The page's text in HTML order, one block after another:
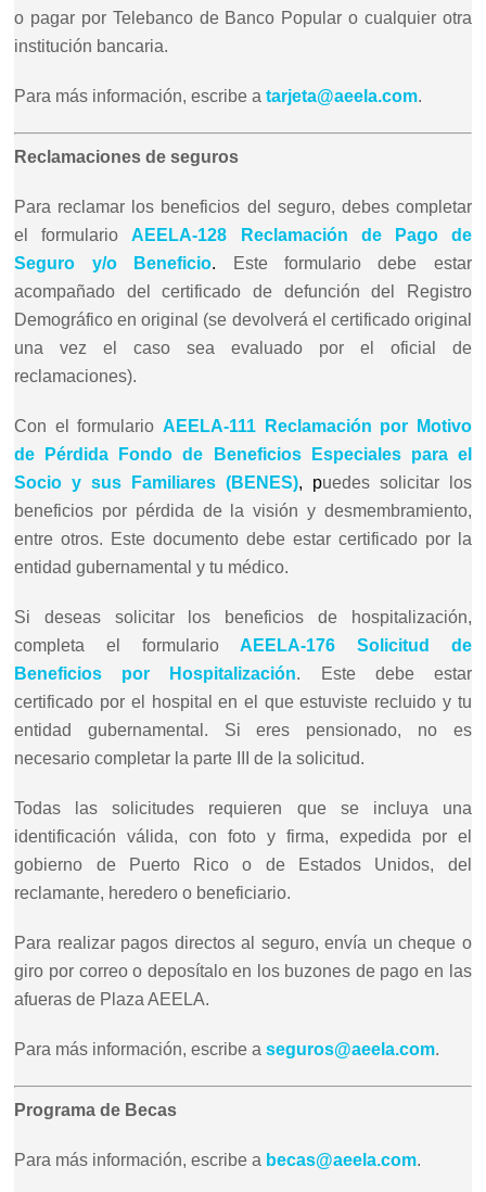
o pagar por Telebanco de Banco Popular o cualquier otra
institución bancaria.
Para más información, escribe atarjeta@aeela.com.
Reclamaciones de seguros
Para reclamar los beneficios del seguro, debes completar
el formularioAEELA-128 Reclamación de Pago de
Seguro y/o Beneficio.
Este formulario debe estar
acompañado del certificado de defunción del Registro
Demográfico en original (se devolverá el certificado original
una vez el caso sea evaluado por el oficial de
reclamaciones).
Con el formulario AEELA-111 Reclamación por Motivo
de Pérdida Fondo de Beneficios Especiales para el
Socio y sus Familiares (BENES), puedes solicitar los
beneficios por pérdida de la visión y desmembramiento,
entre otros. Este documento debe estar certificado por la
entidad gubernamental y tu médico.
Si deseas solicitar los beneficios de hospitalización,
completa el formularioAEELA-176 Solicitud de
Beneficios por Hospitalización. Este debe estar
certificado por el hospital en el que estuviste recluido y tu
entidad gubernamental. Si eres pensionado, no es
necesario completar la parte III de la solicitud.
Todas las solicitudes requieren que se incluya una
identificación válida, con foto y firma, expedida por el
gobierno de Puerto Rico o de Estados Unidos, del
reclamante, heredero o beneficiario.
Para realizar pagos directos al seguro, envía un cheque o
giro por correo o deposítalo en los buzones de pago en las
afueras de Plaza AEELA.
Para más información, escribe aseguros@aeela.com.
Programa de Becas
Para más información, escribe a becas@aeela.com.